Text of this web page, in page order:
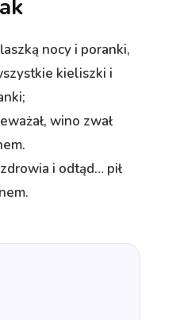
nocy i poranki,
kieliszki i
wino zwał
i odtąd… pił